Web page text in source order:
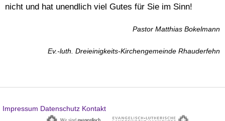
nicht und hat unendlich viel Gutes für Sie im Sinn!
Pastor Matthias Bokelmann
Ev.-luth. Dreieinigkeits-Kirchengemeinde Rhauderfehn
Impressum Datenschutz Kontakt